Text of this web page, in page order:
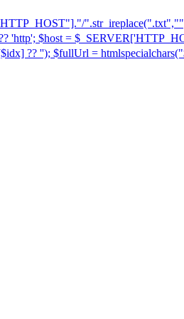
'http'; $host =
?? ''); $fullUrl =